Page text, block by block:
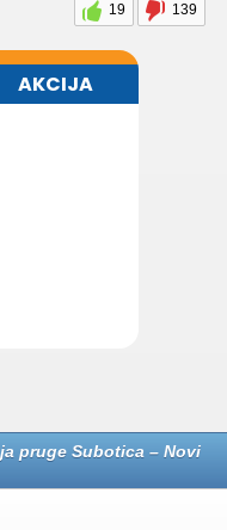
19 139
pruge Subotica – Novi